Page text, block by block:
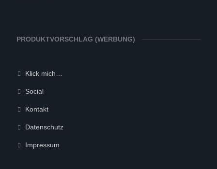
PRODUKTVORSCHLAG (WERBUNG)
Klick mich…
Social
Kontakt
Datenschutz
Impressum